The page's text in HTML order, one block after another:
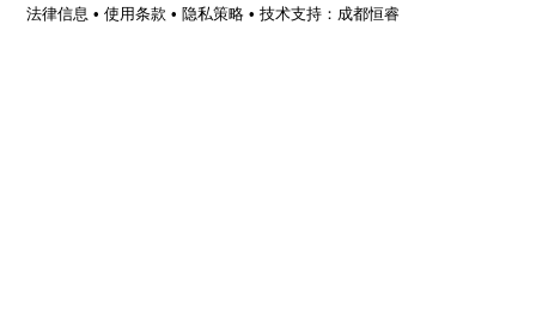
法律信息 •使用条款 •隐私策略 •技术支持：成都恒睿